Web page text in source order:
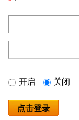
开启 关闭
点击登录